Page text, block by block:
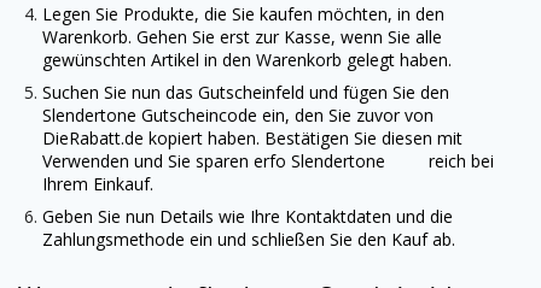
Legen Sie Produkte, die Sie kaufen möchten, in den
Warenkorb. Gehen Sie erst zur Kasse, wenn Sie alle
gewünschten Artikel in den Warenkorb gelegt haben.
Suchen Sie nun das Gutscheinfeld und fügen Sie den
Slendertone Gutscheincode ein, den Sie zuvor von
DieRabatt.de kopiert haben. Bestätigen Sie diesen mit
Verwenden und Sie sparen erfo Slendertone reich bei
Ihrem Einkauf.
Geben Sie nun Details wie Ihre Kontaktdaten und die
Zahlungsmethode ein und schließen Sie den Kauf ab.